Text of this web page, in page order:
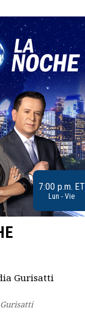
7:00 p.m. ET
Lun - Vie
Gurisatti